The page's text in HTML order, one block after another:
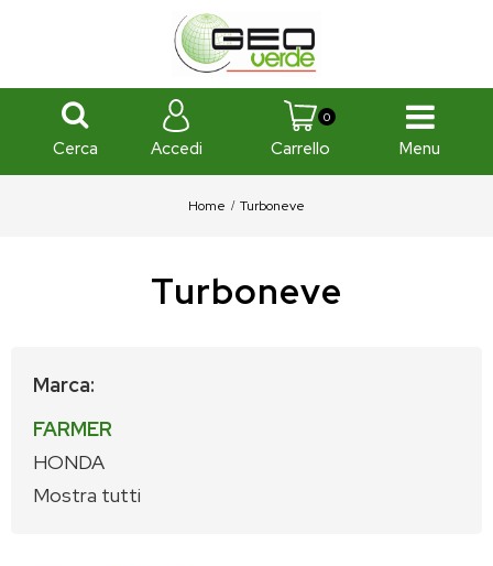
Cerca Accedi Carrello
0
Menu
Home Turboneve
Turboneve
Marca:
FARMER
HONDA
Mostra tutti